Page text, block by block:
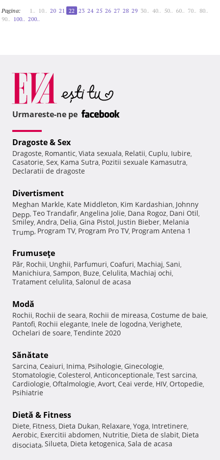
Pagina: 1.. 10.. 20 21 22 23 24 25 26 27 28 29 30.. 40.. 50.. 60.. 70.. 80..
90.. 100.. 200..
Urmareste-ne pe
Dragoste & Sex
Dragoste, Romantic, Viata sexuala, Relatii, Cuplu, Iubire,
Casatorie, Sex, Kama Sutra, Pozitii sexuale Kamasutra,
Declaratii de dragoste
Divertisment
Meghan Markle, Kate Middleton, Kim Kardashian, Johnny
Depp, Teo Trandafir, Angelina Jolie, Dana Rogoz, Dani Otil,
Smiley, Andra, Delia, Gina Pistol, Justin Bieber, Melania
Trump, Program TV, Program Pro TV, Program Antena 1
Frumuseţe
Păr, Rochii, Unghii, Parfumuri, Coafuri, Machiaj, Sani,
Manichiura, Sampon, Buze, Celulita, Machiaj ochi,
Tratament celulita, Salonul de acasa
Modă
Rochii, Rochii de seara, Rochii de mireasa, Costume de baie,
Pantofi, Rochii elegante, Inele de logodna, Verighete,
Ochelari de soare, Tendinte 2020
Sănătate
Sarcina, Ceaiuri, Inima, Psihologie, Ginecologie,
Stomatologie, Colesterol, Anticonceptionale, Test sarcina,
Cardiologie, Oftalmologie, Avort, Ceai verde, HIV, Ortopedie,
Psihiatrie
Dietă & Fitness
Diete, Fitness, Dieta Dukan, Relaxare, Yoga, Intretinere,
Aerobic, Exercitii abdomen, Nutritie, Dieta de slabit, Dieta
disociata, Silueta, Dieta ketogenica, Sala de acasa